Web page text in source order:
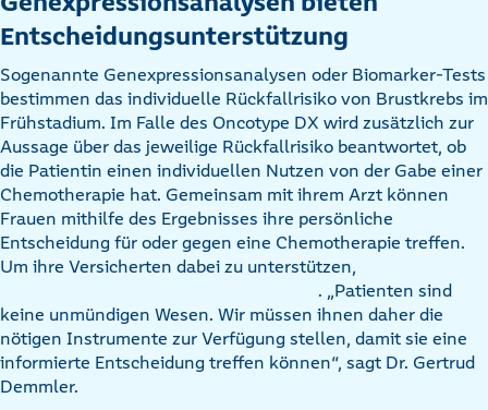
Entscheidungsunterstützung
Sogenannte Genexpressionsanalysen oder Biomarker-Tests
bestimmen das individuelle Rückfallrisiko von Brustkrebs im
Frühstadium. Im Falle des Oncotype DX wird zusätzlich zur
Aussage über das jeweilige Rückfallrisiko beantwortet, ob
die Patientin einen individuellen Nutzen von der Gabe einer
Chemotherapie hat. Gemeinsam mit ihrem Arzt können
Frauen mithilfe des Ergebnisses ihre persönliche
Entscheidung für oder gegen eine Chemotherapie treffen.
Um ihre Versicherten dabei zu unterstützen,
. „Patienten sind
keine unmündigen Wesen. Wir müssen ihnen daher die
nötigen Instrumente zur Verfügung stellen, damit sie eine
informierte Entscheidung treffen können“, sagt Dr. Gertrud
Demmler.